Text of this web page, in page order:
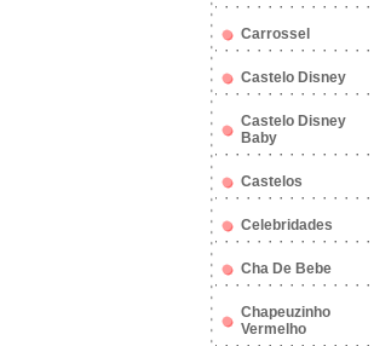
Carrossel
Castelo Disney
Castelo Disney
Baby
Castelos
Celebridades
Cha De Bebe
Chapeuzinho
Vermelho